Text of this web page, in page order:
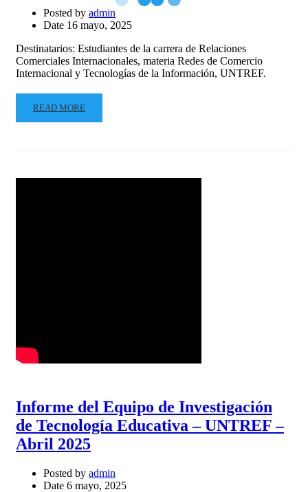
Posted by admin
Date 16 mayo, 2025
Destinatarios: Estudiantes de la carrera de Relaciones
Comerciales Internacionales, materia Redes de Comercio
Internacional y Tecnologías de la Información, UNTREF.
READ MORE
Informe del Equipo de Investigación
de Tecnología Educativa – UNTREF –
Abril 2025
Posted by admin
Date 6 mayo, 2025